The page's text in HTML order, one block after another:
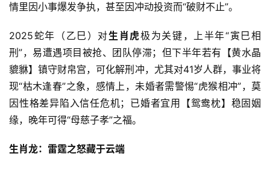
情里因小事爆发争执，甚至因冲动投资而“破财不止”。
2025蛇年（乙巳）对生肖虎极为关键，上半年“寅巳相
刑”，易遭遇项目被抢、团队停滞；但下半年若有【黄水晶
貔貅】镇守财帛宫，可化解刑冲，尤其对41岁人群，事业将
现“枯木逢春”之象，感情上，未婚者需警惕“虎猴相冲”，莫
因性格差异陷入信任危机；已婚者宜用【鸳鸯枕】稳固姻
缘，晚年可得“母慈子孝”之福。
生肖龙：雷霆之怒藏于云端